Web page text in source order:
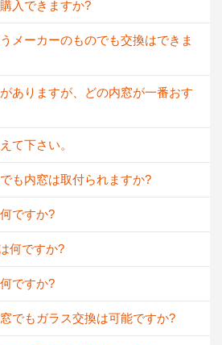
入できますか?
メーカーのものでも交換はできま
ありますが、どの内窓が一番おす
て下さい。
も内窓は取付られますか?
ですか?
何ですか?
ですか?
でもガラス交換は可能ですか?